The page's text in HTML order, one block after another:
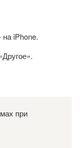
iPhone.
при